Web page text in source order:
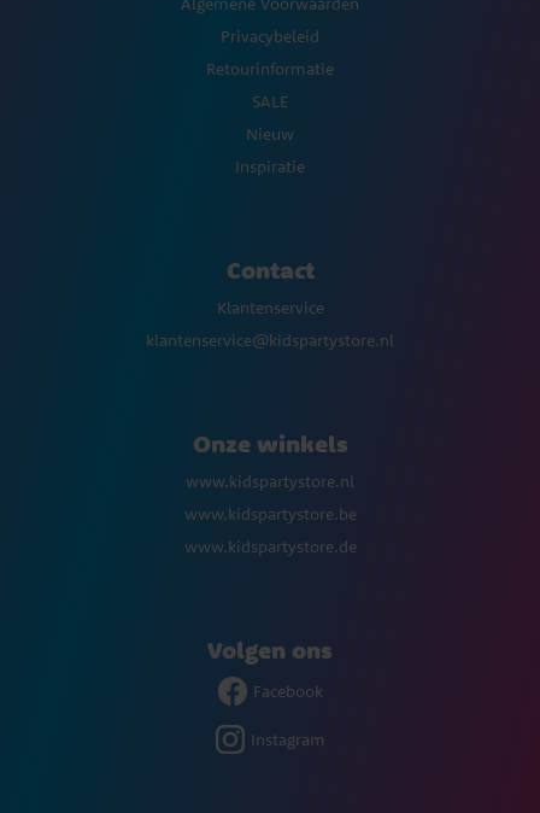
Privacybeleid
Retourinformatie
SALE
Nieuw
Inspiratie
Contact
Klantenservice
klantenservice@kidspartystore.nl
Onze winkels
www.kidspartystore.nl
www.kidspartystore.be
www.kidspartystore.de
Volgen ons
Facebook
Instagram